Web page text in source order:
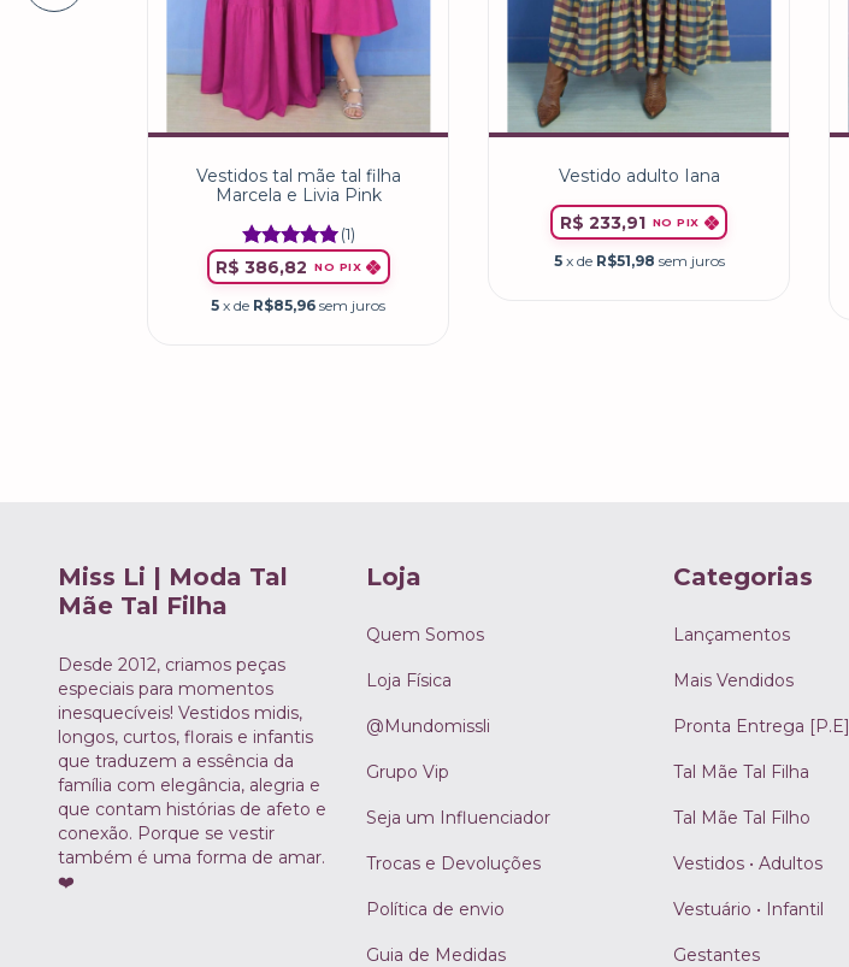
Vestidos tal mãe tal filha
Marcela e Livia Pink
(1)
R$ 386,82 NO PIX
5 x de R$85,96 sem juros
Vestido adulto Iana
R$ 233,91 NO PIX
5 x de R$51,98 sem juros
Miss Li | Moda Tal
Mãe Tal Filha
Desde 2012, criamos peças
especiais para momentos
inesquecíveis! Vestidos midis,
longos, curtos, florais e infantis
que traduzem a essência da
família com elegância, alegria e
que contam histórias de afeto e
conexão. Porque se vestir
também é uma forma de amar.
❤️
Loja
Quem Somos
Loja Física
@Mundomissli
Grupo Vip
Seja um Influenciador
Trocas e Devoluções
Política de envio
Guia de Medidas
Categorias
Lançamentos
Mais Vendidos
Pronta Entrega [P.E]
Tal Mãe Tal Filha
Tal Mãe Tal Filho
Vestidos • Adultos
Vestuário • Infantil
Gestantes